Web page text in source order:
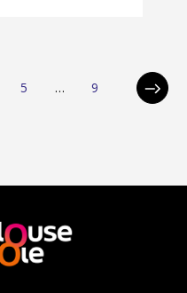
Page
5 … Page
9
Page